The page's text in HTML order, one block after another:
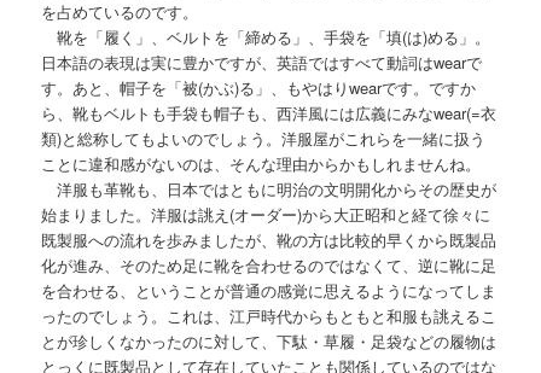
を占めているのです。
靴を「履く」、ベルトを「締める」、手袋を「填(は)める」。
日本語の表現は実に豊かですが、英語ではすべて動詞はwearで
す。あと、帽子を「被(かぶ)る」、もやはりwearです。ですか
ら、靴もベルトも手袋も帽子も、西洋風には広義にみなwear(=衣
類)と総称してもよいのでしょう。洋服屋がこれらを一緒に扱う
ことに違和感がないのは、そんな理由からかもしれませんね。
洋服も革靴も、日本ではともに明治の文明開化からその歴史が
始まりました。洋服は誂え(オーダー)から大正昭和と経て徐々に
既製服への流れを歩みましたが、靴の方は比較的早くから既製品
化が進み、そのため足に靴を合わせるのではなくて、逆に靴に足
を合わせる、ということが普通の感覚に思えるようになってしま
ったのでしょう。これは、江戸時代からもともと和服も誂えるこ
とが珍しくなかったのに対して、下駄・草履・足袋などの履物は
とっくに既製品として存在していたことも関係しているのではな